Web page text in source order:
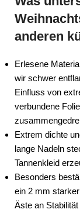
anderen
Erlesene
wir schwer
Einfluss von
verbundene
Extrem dichte
lange Nadeln
Tannenkleid
Besonders
ein 2 mm
Äste an